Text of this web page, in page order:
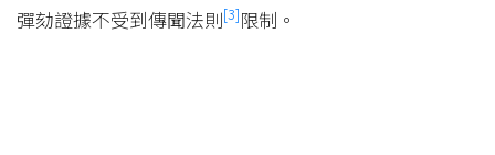
彈劾證據不受到傳聞法則[3]限制。